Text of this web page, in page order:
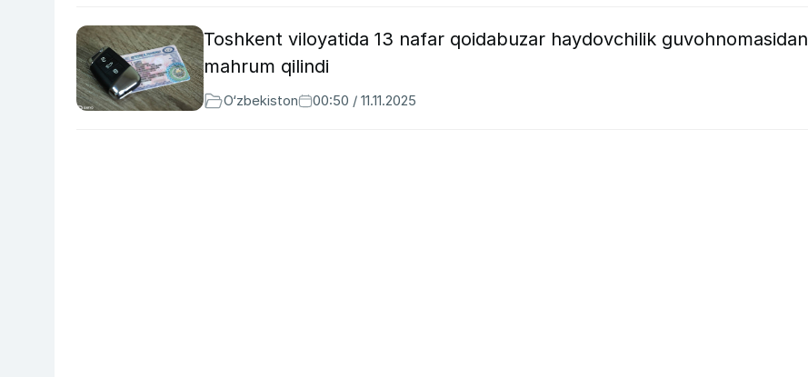
Toshkent viloyatida 13 nafar qoidabuzar haydovchilik guvohnomasidan
mahrum qilindi
O‘zbekiston 00:50 / 11.11.2025